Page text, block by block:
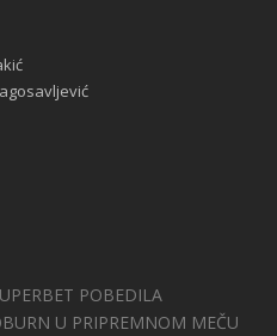
POBEDILA
U PRIPREMNOM MEČU